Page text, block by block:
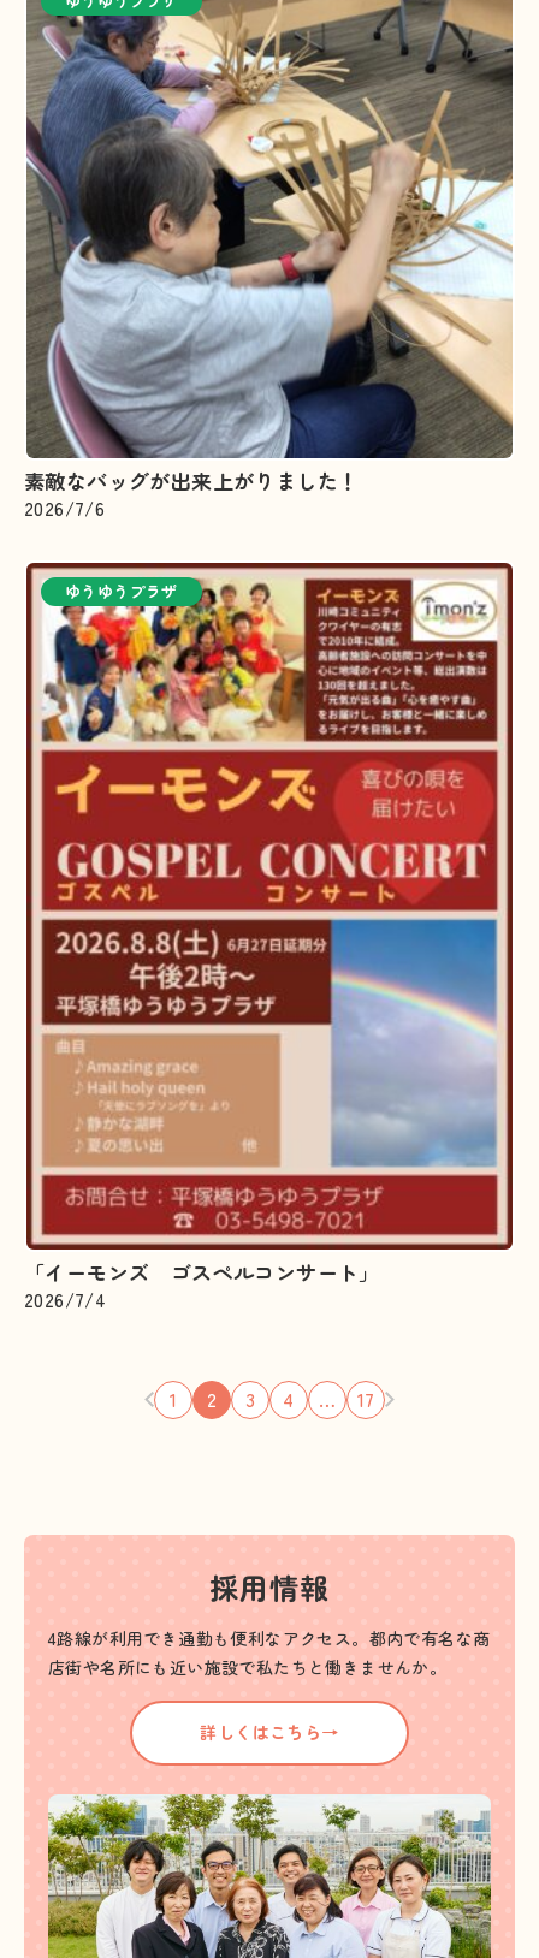
素敵なバッグが出来上がりました！
2026/7/6
ゆうゆうプラザ
「イーモンズ ゴスペルコンサート」
2026/7/4
投稿ナビゲーション
1 2 3 4 … 17
採用情報
4路線が利用でき通勤も便利なアクセス。都内で有名な商
店街や名所にも近い施設で私たちと働きませんか。
詳しくはこちら→